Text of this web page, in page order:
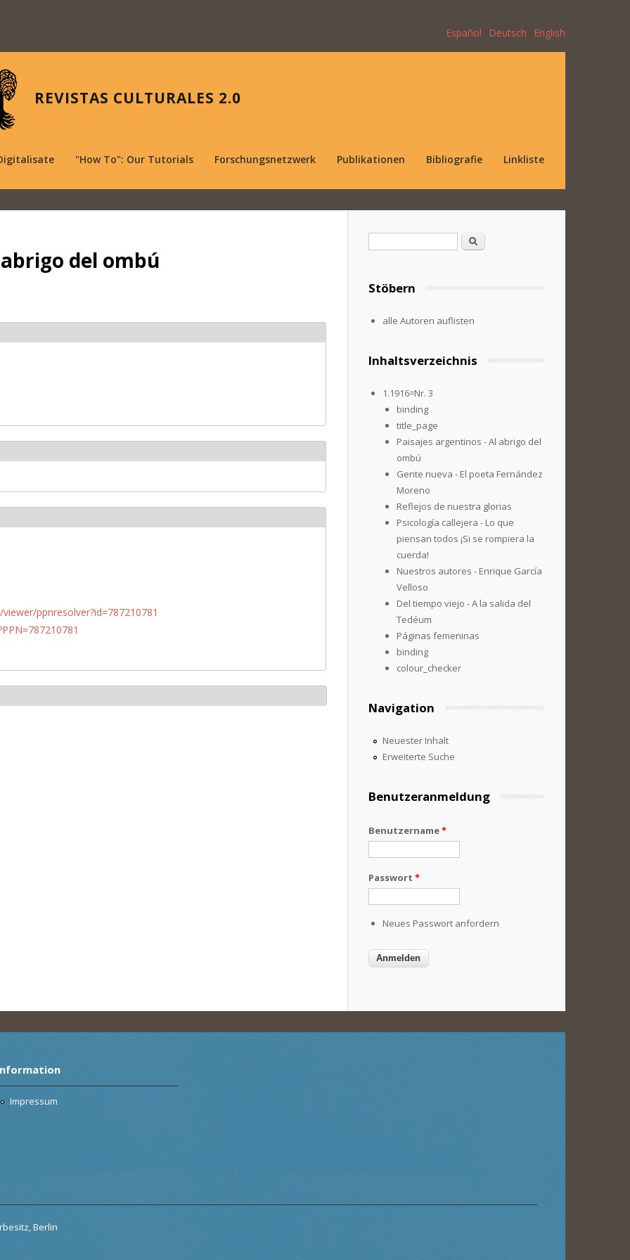
Español Deutsch English
REVISTAS CULTURALES 2.0
"How To": Our Tutorials Forschungsnetzwerk Publikationen Bibliografie Linkliste
del ombú
ppnresolver?id=787210781
Suche
Stöbern
alle Autoren auflisten
Inhaltsverzeichnis
1.1916=Nr. 3
binding
title_page
Paisajes argentinos - Al abrigo del
ombú
Gente nueva - El poeta Fernández
Moreno
Reflejos de nuestra glorias
Psicología callejera - Lo que
piensan todos ¡Si se rompiera la
cuerda!
Nuestros autores - Enrique García
Velloso
Del tiempo viejo - A la salida del
Tedéum
Páginas femeninas
binding
colour_checker
Navigation
Neuester Inhalt
Erweiterte Suche
Benutzeranmeldung
Benutzername*
Passwort *
Neues Passwort anfordern
Impressum
Berlin